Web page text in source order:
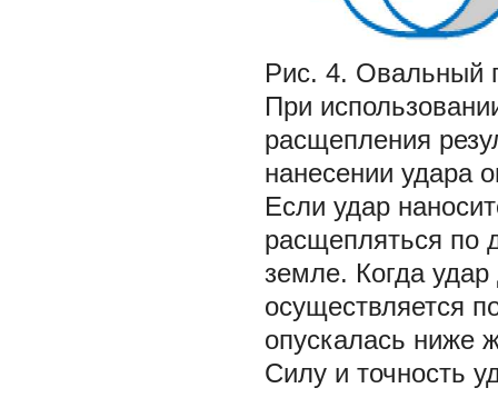
Рис. 4. Овальный
При
расщепления
нанесении удара
Если удар
расщепляться по
земле. Когда удар
осуществляется
опускалась ниже
Силу и точность